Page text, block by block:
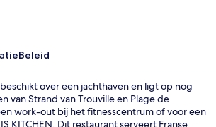
Beleid
over een jachthaven en ligt op nog
van Strand van Trouville en Plage de
work-out bij het fitnesscentrum of voor een
KITCHEN. Dit restaurant serveert Franse